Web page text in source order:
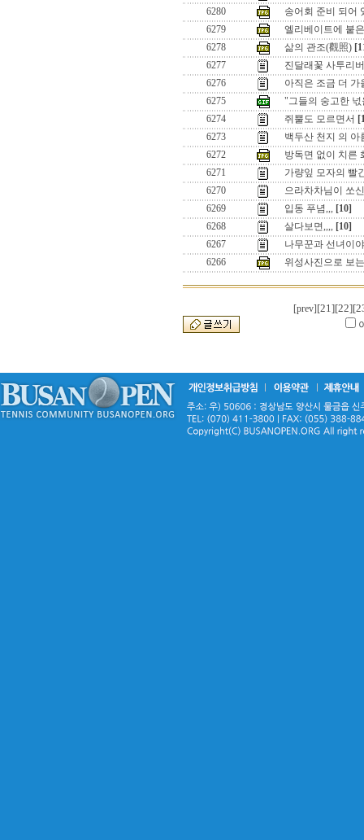
6280
송어회 준비 되어
6279
엘리베이트에 붙
6278
삶의 관조(觀照)
6277
진달래꽃 사투리
6276
아직은 조금 더 가
6275
"그들의 숭고한
6274
쥐뿔도 모르면서
6273
백두산 천지 의 아
6272
방독면 없이 치른
6271
가량잎 모자의 빨
6270
으라차차님이 쏘
6269
입동 푸념,,, [10]
6268
살다보면,,,, [10]
6267
나무꾼과 선녀이
6266
위성사진으로 보
[prev] [21][22]